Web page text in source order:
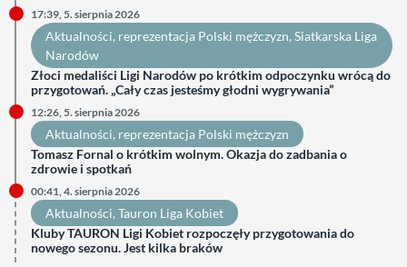
17:39, 5. sierpnia 2026
Aktualności, reprezentacja Polski mężczyzn, Siatkarska Liga
Narodów
Złoci medaliści Ligi Narodów po krótkim odpoczynku wrócą do
przygotowań. „Cały czas jesteśmy głodni wygrywania”
12:26, 5. sierpnia 2026
Aktualności, reprezentacja Polski mężczyzn
Tomasz Fornal o krótkim wolnym. Okazja do zadbania o
zdrowie i spotkań
00:41, 4. sierpnia 2026
Aktualności, Tauron Liga Kobiet
Kluby TAURON Ligi Kobiet rozpoczęły przygotowania do
nowego sezonu. Jest kilka braków